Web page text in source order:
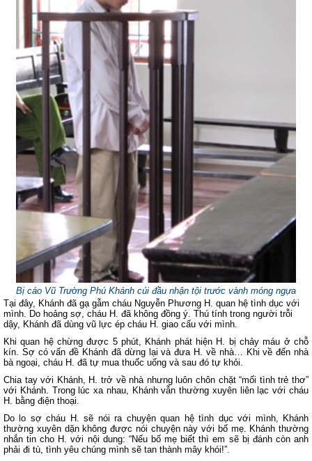
Bị cáo Vũ Trường Phú Khánh cúi đầu nhận tội trước vành móng ngựa
Tại đây, Khánh đã gạ gẫm cháu Nguyễn Phương H. quan hệ tình dục với
mình. Do hoảng sợ, cháu H. đã không đồng ý. Thú tính trong người trỗi
dậy, Khánh đã dùng vũ lực ép cháu H. giao cấu với mình.
Khi quan hệ chừng được 5 phút, Khánh phát hiện H. bị chảy máu ở chỗ
kín. Sợ có vấn đề Khánh đã dừng lại và đưa H. về nhà… Khi về đến nhà
bà ngoại, cháu H. đã tự mua thuốc uống và sau đó tự khỏi.
Chia tay với Khánh, H. trở về nhà nhưng luôn chôn chặt “mối tình trẻ thơ”
với Khánh. Trong lúc xa nhau, Khánh vẫn thường xuyên liên lạc với cháu
H. bằng điện thoại.
Do lo sợ cháu H. sẽ nói ra chuyện quan hệ tình dục với mình, Khánh
thường xuyên dặn không được nói chuyện này với bố mẹ. Khánh thường
nhắn tin cho H. với nội dung: “Nếu bố mẹ biết thì em sẽ bị đánh còn anh
phải đi tù, tình yêu chúng mình sẽ tan thành mây khói!”.